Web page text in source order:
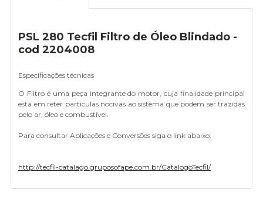
PSL 280 Tecfil Filtro de Óleo Blindado -
cod 2204008
Especificações técnicas
O Filtro é uma peça integrante do motor, cuja finalidade principal
está em reter partículas nocivas ao sistema que podem ser trazidas
pelo ar, óleo e combustível.
Para consultar Aplicações e Conversões siga o link abaixo:
http://tecfil-catalago.gruposofape.com.br/CatalogoTecfil/